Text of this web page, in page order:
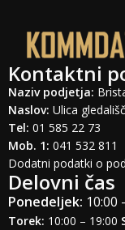
Vrsta: Si/C Li-Ion
Polnjenje:80 W,,
6.5 W povratno
Obhodno polnjenje
RAZNO
Barve: Pitch Black
Kontaktni
Naziv podjetja:
Naslov: Ulica
Tel: 01 585 22 73
Mob. 1: 041 532 811
Dodatni podatki o
Delovni čas
Ponedeljek: 10:00
Torek: 10:00 – 19:00